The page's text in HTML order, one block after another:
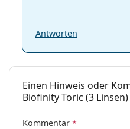
Antworten
Einen Hinweis oder
Biofinity Toric (3 Linsen)
Kommentar *